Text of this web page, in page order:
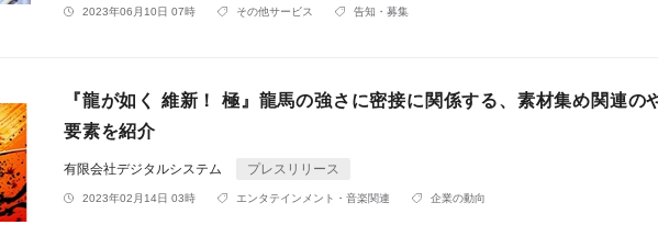
2023年06月10日 07時 その他サービス 告知・募集
『龍が如く 維新！ 極』龍馬の強さに密接に関係する、素材集め関連の
要素を紹介
有限会社デジタルシステム プレスリリース
2023年02月14日 03時 エンタテインメント・音楽関連 企業の動向